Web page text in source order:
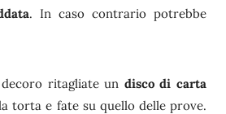
. In caso contrario potrebbe
ritagliate un disco di carta
torta e fate su quello delle prove.